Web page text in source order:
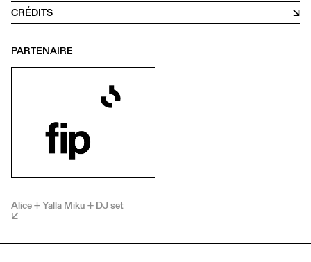
CRÉDITS
PARTENAIRE
Alice + Yalla Miku + DJ set